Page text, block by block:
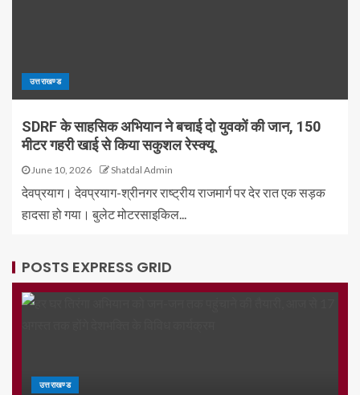
उत्तराखण्ड
SDRF के साहसिक अभियान ने बचाई दो युवकों की जान, 150
मीटर गहरी खाई से किया सकुशल रेस्क्यू
June 10, 2026 Shatdal Admin
देवप्रयाग। देवप्रयाग-श्रीनगर राष्ट्रीय राजमार्ग पर देर रात एक सड़क
हादसा हो गया। बुलेट मोटरसाइकिल...
POSTS EXPRESS GRID
उत्तराखण्ड